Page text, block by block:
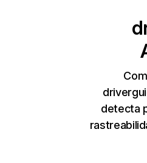
detecta